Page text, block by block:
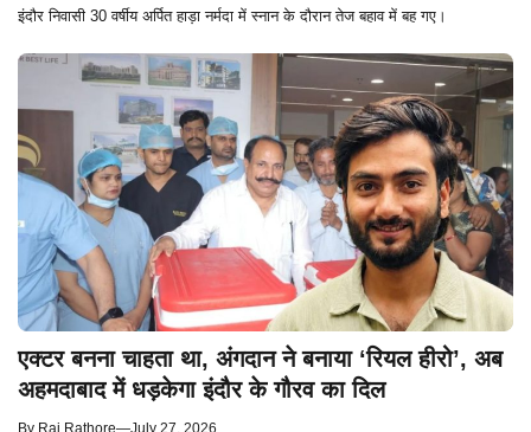
इंदौर निवासी 30 वर्षीय अर्पित हाड़ा नर्मदा में स्नान के दौरान तेज बहाव में बह गए।
एक्टर बनना चाहता था, अंगदान ने बनाया ‘रियल हीरो’, अब
अहमदाबाद में धड़केगा इंदौर के गौरव का दिल
By Raj Rathore—July 27, 2026